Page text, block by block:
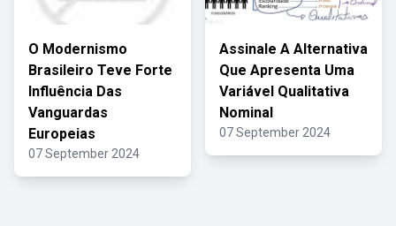
O Modernismo
Brasileiro Teve Forte
Influência Das
Vanguardas
Europeias
07 September 2024
Assinale A Alternativa
Que Apresenta Uma
Variável Qualitativa
Nominal
07 September 2024